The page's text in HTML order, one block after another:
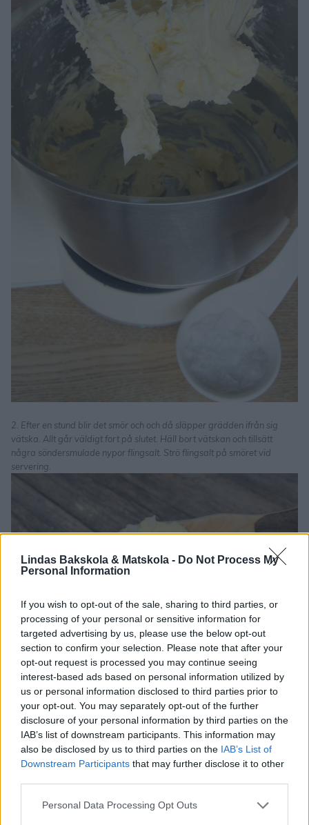
Lindas Bakskola & Matskola - Do Not Process My
Personal Information
If you wish to opt-out of the sale, sharing to third parties, or
processing of your personal or sensitive information for
targeted advertising by us, please use the below opt-out
section to confirm your selection. Please note that after your
opt-out request is processed you may continue seeing
interest-based ads based on personal information utilized by
us or personal information disclosed to third parties prior to
your opt-out. You may separately opt-out of the further
disclosure of your personal information by third parties on the
IAB’s list of downstream participants. This information may
also be disclosed by us to third parties on the IAB’s List of
Downstream Participants that may further disclose it to other
Personal Data Processing Opt Outs
2. Efter en stund blir det smör och och då släpper grädden ifrån sig
vätska. Allt går väldigt fort på slutet. Häll bort vätskan och tillsätt
några söndersmulade nypor flingsalt. Strö flingsalt på smöret vid
servering.